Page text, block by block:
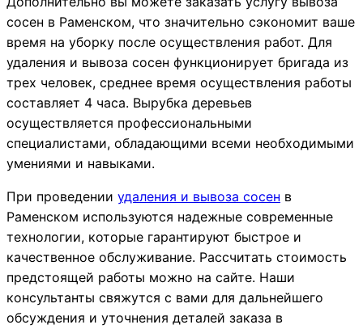
сосен в Раменском, что значительно сэкономит ваше
время на уборку после осуществления работ. Для
удаления и вывоза сосен функционирует бригада из
трех человек, среднее время осуществления работы
составляет 4 часа. Вырубка деревьев
осуществляется профессиональными
специалистами, обладающими всеми необходимыми
умениями и навыками.
При проведении удаления и вывоза сосен в
Раменском используются надежные современные
технологии, которые гарантируют быстрое и
качественное обслуживание. Рассчитать стоимость
предстоящей работы можно на сайте. Наши
консультанты свяжутся с вами для дальнейшего
обсуждения и уточнения деталей заказа в